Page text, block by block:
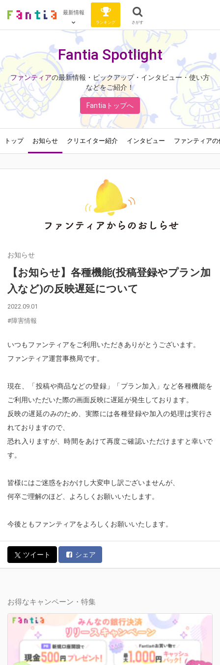
最新情報
ランキング さがす
Fantia Spotlight
ファンティアの最新情報・ピックアップ・インタビュー・使い方
などをご紹介！
Fantiaトップへ
トップ お知らせ クリエイター紹介 インタビュー ファンティア
お知らせ
【お知らせ】各種機能(投稿登録やプラン加
入など)の反映遅延について
2022.09.01
#障害情報
いつもファンティアをご利用いただきありがとうございます。
ファンティア運営事務局です。
現在、「投稿や商品などの登録」「プラン加入」など各種機能を
ご利用いただいた際の画面反映に遅延が発生しております。
反映の遅延のみのため、実際には各種登録や加入の処理は実行さ
れておりますので、
恐れ入りますが、時間をあけて再度ご確認いただけますと幸いで
す。
皆様にはご迷惑をおかけし大変申し訳ございませんが、
何卒ご理解のほど、よろしくお願いいたします。
今後ともファンティアをよろしくお願いいたします。
ツイート シェア
お得なキャンペーン・特集